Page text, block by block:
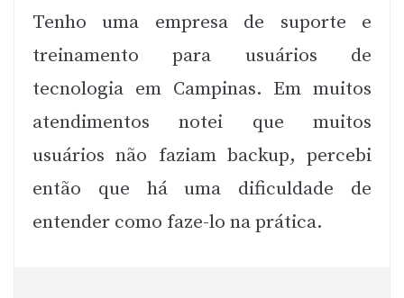
Tenho uma empresa de suporte e
treinamento para usuários de
tecnologia em Campinas. Em muitos
atendimentos notei que muitos
usuários não faziam backup, percebi
então que há uma dificuldade de
entender como faze-lo na prática.